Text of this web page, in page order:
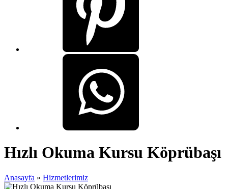
Hızlı Okuma Kursu Köprübaşı
Anasayfa » Hizmetlerimiz